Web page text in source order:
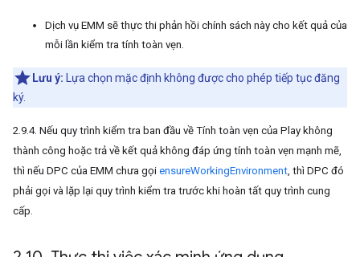
Dịch vụ EMM sẽ thực thi phản hồi chính sách này cho kết quả của
mỗi lần kiểm tra tính toàn vẹn.
Lưu ý: Lựa chọn mặc định không được cho phép tiếp tục đăng
ký.
2.9.4. Nếu quy trình kiểm tra ban đầu về Tính toàn vẹn của Play không
thành công hoặc trả về kết quả không đáp ứng tính toàn vẹn mạnh mẽ,
thì nếu DPC của EMM chưa gọi ensureWorkingEnvironment, thì DPC đó
phải gọi và lặp lại quy trình kiểm tra trước khi hoàn tất quy trình cung
cấp.